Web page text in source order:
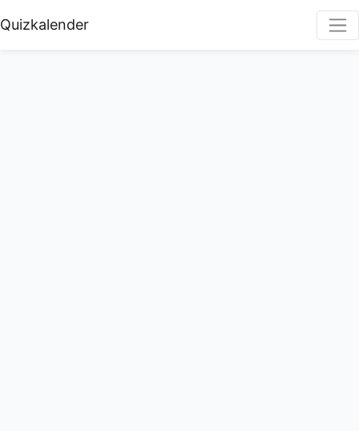
Quizkalender